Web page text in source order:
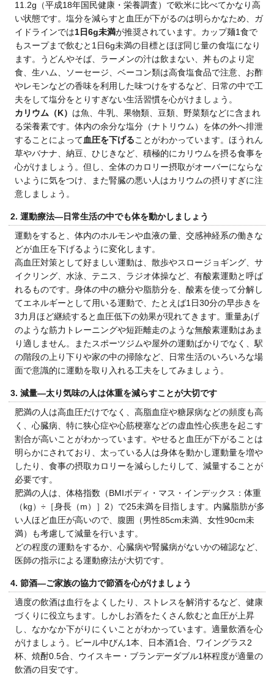
11.2g（平成18年国民健康・栄養調査）で欧米に比べてかなり高
い状態です。塩分を減らすと血圧が下がるのは明らかなため、ガ
イドラインでは1日6g未満が推奨されています。カップ麺1食で
もスープまで飲むと1日6g未満の目標とほぼ同じ量の食塩になり
ます。うどんやそば、ラーメンの汁は飲まない、丼ものより定
食、生ハム、ソーセージ、ベーコン類は高食塩食品で注意、お酢
やレモンなどの香味を利用した味つけをするなど、日常の中で工
夫をして塩分をとりすぎない生活習慣を心がけましょう。
カリウム（K） は魚、牛乳、果物類、豆類、野菜類などに含まれ
る栄養素です。体内の余分な塩分（ナトリウム）を体の外へ排泄
することによって血圧を下げることがわかっています。ほうれん
草やバナナ、納豆、ひじきなど、積極的にカリウムを摂る食事を
心がけましょう。但し、全体のカロリー摂取がオーバーにならな
いように気をつけ、また腎臓の悪い人はカリウムの摂りすぎに注
意しましょう。
2. 運動療法―日常生活の中でも体を動かしましょう
運動をすると、体内のホルモンや血液の量、交感神経系の働きな
どが血圧を下げるように変化します。
高血圧対策として好ましい運動は、散歩やスロージョギング、サ
イクリング、水泳、テニス、ラジオ体操など、有酸素運動と呼ば
れるものです。身体の中の糖分や脂肪分を、酸素を使って分解し
てエネルギーとして用いる運動で、たとえば1日30分の早歩きを
3力月ほど継続すると血圧低下の効果が現れてきます。重量あげ
のような筋力トレーニングや短距離走のような無酸素運動はあま
り適しません。またスポーツジムや屋外の運動ばかりでなく、駅
の階段の上り下りや家の中の掃除など、日常生活のいろいろな場
面で意識的に運動を取り入れる工夫をしてみましょう。
3. 減量―太り気味の人は体重を減らすことが大切です
肥満の人は高血圧だけでなく、高脂血症や糖尿病などの頻度も高
く、心臓病、特に狭心症や心筋梗塞などの虚血性心疾患を起こす
割合が高いことがわかっています。やせると血圧が下がることは
明らかにされており、太っている人は身体を動かし運動量を増や
したり、食事の摂取カロリーを減らしたりして、減量することが
必要です。
肥満の人は、体格指数（BMIボディ・マス・インデックス：体重
（kg）÷［身長（m）］2）で25未満を目指します。内臓脂肪が多
い人ほど血圧が高いので、腹囲（男性85cm未満、女性90cm未
満）も考慮して減量を行います。
どの程度の運動をするか、心臓病や腎臓病がないかの確認など、
医師の指示による運動療法が大切です。
4. 節酒―ご家族の協力で節酒を心がけましょう
適度の飲酒は血行をよくしたり、ストレスを解消するなど、健康
づくりに役立ちます。しかしお酒をたくさん飲むと血圧が上昇
し、なかなか下がりにくいことがわかっています。適量飲酒を心
がけましょう。ビール中びん1本、日本酒1合、ワイングラス2
杯、焼酎0.5合、ウイスキー・ブランデーダブル1杯程度が適量の
飲酒の目安です。